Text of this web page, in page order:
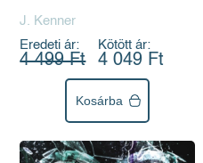
J. Kenner
Eredeti ár:
4 499 Ft
Kötött ár:
4 049 Ft
Kosárba